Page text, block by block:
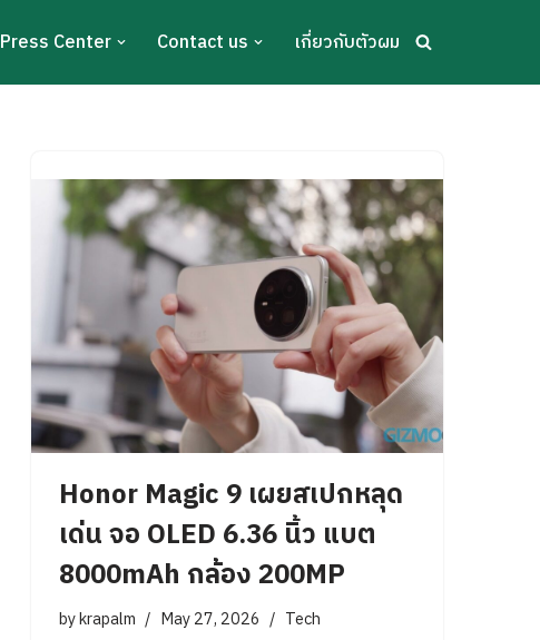
Press Center Contact us เกี่ยวกับตัวผม
Honor Magic 9 เผยสเปกหลุด
เด่น จอ OLED 6.36 นิ้ว แบต
8000mAh กล้อง 200MP
bykrapalm May 27, 2026 Tech